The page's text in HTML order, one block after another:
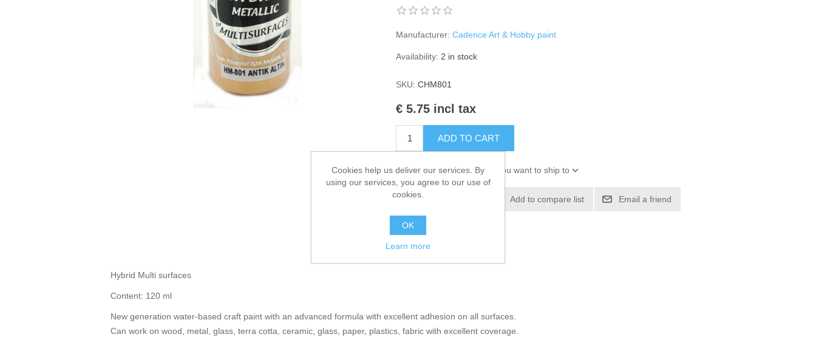
Manufacturer: Cadence Art & Hobby paint
Availability: 2 in stock
SKU: CHM801
€ 5.75 incl tax
ADD TO CART
Please select the address you want to ship to
Add to wishlist Add to compare list Email a friend
Hybrid Multi surfaces
Content: 120 ml
New generation water-based craft paint with an advanced formula with excellent adhesion on all surfaces.
Can work on wood, metal, glass, terra cotta, ceramic, glass, paper, plastics, fabric with excellent coverage.
Cookies help us deliver our services. By
using our services, you agree to our use of
cookies.
OK
Learn more